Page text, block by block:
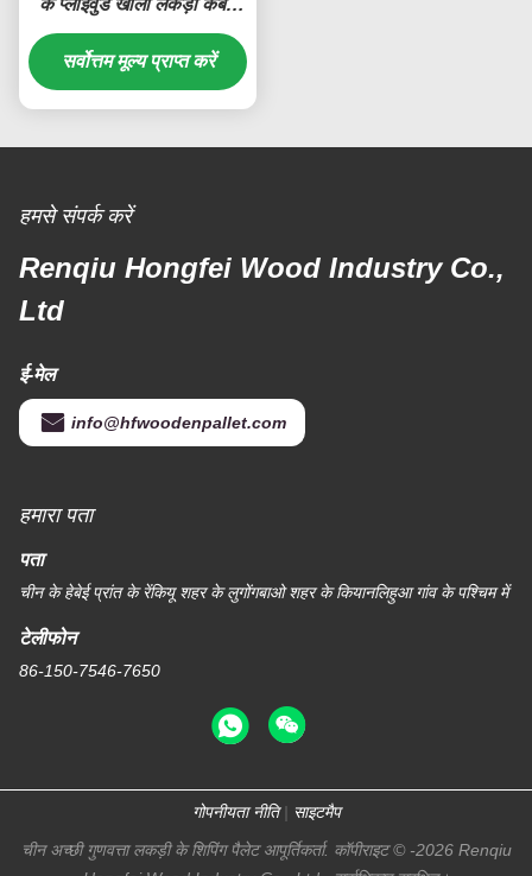
के प्लाईवुड खाली लकड़ी केबल
स्पूल
सर्वोत्तम मूल्य प्राप्त करें
हमसे संपर्क करें
Renqiu Hongfei Wood Industry Co.,
Ltd
ई-मेल
info@hfwoodenpallet.com
हमारा पता
पता
चीन के हेबेई प्रांत के रेंकियू शहर के लुगोंगबाओ शहर के कियानलिहुआ गांव के पश्चिम में
टेलीफोन
86-150-7546-7650
गोपनीयता नीति| साइटमैप
चीन अच्छी गुणवत्ता लकड़ी के शिपिंग पैलेट आपूर्तिकर्ता. कॉपीराइट © -2026 Renqiu